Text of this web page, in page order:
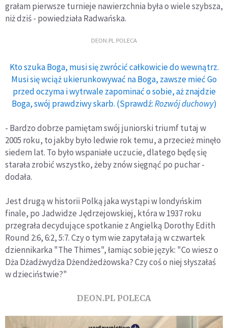
grałam pierwsze turnieje nawierzchnia była o wiele szybsza,
niż dziś - powiedziała Radwańska.
DEON.PL POLECA
Kto szuka Boga, musi się zwrócić całkowicie do wewnątrz.
Musi się wciąż ukierunkowywać na Boga, zawsze mieć Go
przed oczyma i wytrwale zapominać o sobie, aż znajdzie
Boga, swój prawdziwy skarb. (Sprawdź:Rozwój duchowy)
- Bardzo dobrze pamiętam swój juniorski triumf tutaj w
2005 roku, to jakby było ledwie rok temu, a przecież minęło
siedem lat. To było wspaniałe uczucie, dlatego będę się
starała zrobić wszystko, żeby znów sięgnąć po puchar -
dodała.
Jest drugą w historii Polką jaka wystąpi w londyńskim
finale, po Jadwidze Jędrzejowskiej, która w 1937 roku
przegrała decydujące spotkanie z Angielką Dorothy Edith
Round 2:6, 6:2, 5:7. Czy o tym wie zapytała ją w czwartek
dziennikarka "The Thimes", łamiąc sobie język: "Co wiesz o
Dża Dżadżwydża Dżendżedżowska? Czy coś o niej słyszałaś
w dzieciństwie?"
DEON.PL POLECA